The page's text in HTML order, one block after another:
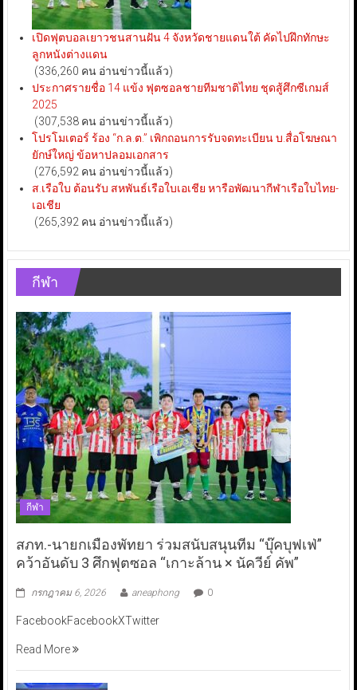
เปิดฟุตบอลเยาวชนสานฝัน 4 จังหวัดชายแดนใต้ คัดไปฝึกทักษะ
ลูกหนังต่างแดน
(336,260 คน อ่านข่าวนี้แล้ว)
ประกาศรายชื่อ 14 แข้ง ฟุตซอลชายทีมชาติไทย ชุดสู้ศึกซีเกมส์
2025
(307,538 คน อ่านข่าวนี้แล้ว)
โปรโมเตอร์ ร้อง “ก.ล.ต.” เพิกถอนการรับจดทะเบียน บ.สื่อโฆษณา
ยักษ์ใหญ่ ข้อหาปลอมเอกสาร
(276,592 คน อ่านข่าวนี้แล้ว)
ส.เรือใบ ต้อนรับ สหพันธ์เรือใบเอเชีย หารือพัฒนากีฬาเรือใบไทย-
เอเชีย
(265,392 คน อ่านข่าวนี้แล้ว)
กีฬา
กีฬา
สภท.-นายกเมืองพัทยา ร่วมสนับสนุนทีม “บุ๊คบุฟเฟ่”
คว้าอันดับ 3 ศึกฟุตซอล “เกาะล้าน × นัควีย์ คัพ”
กรกฎาคม 6, 2026 aneaphong 0
FacebookFacebookXTwitter
Read More